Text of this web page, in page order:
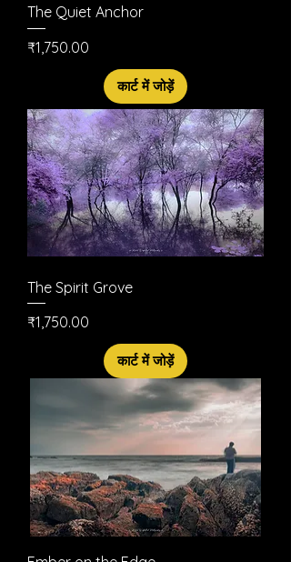
The Quiet Anchor
मूल्य
₹1,750.00
कार्ट में जोड़ें
The Spirit Grove
मूल्य
₹1,750.00
कार्ट में जोड़ें